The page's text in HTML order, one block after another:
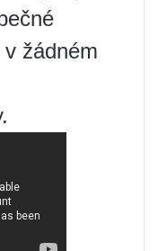
žádném